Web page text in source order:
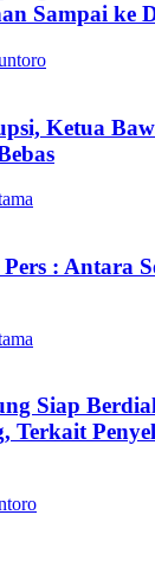
Sampai ke
Ketua
: Antara
Siap
Terkait